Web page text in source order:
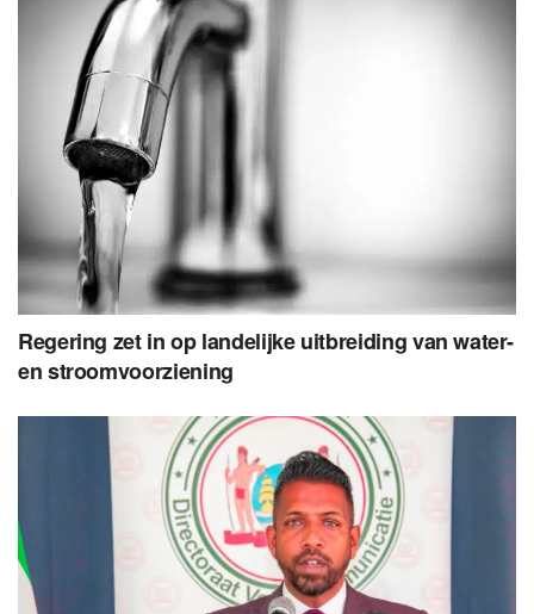
Regering zet in op landelijke uitbreiding van water-
en stroomvoorziening